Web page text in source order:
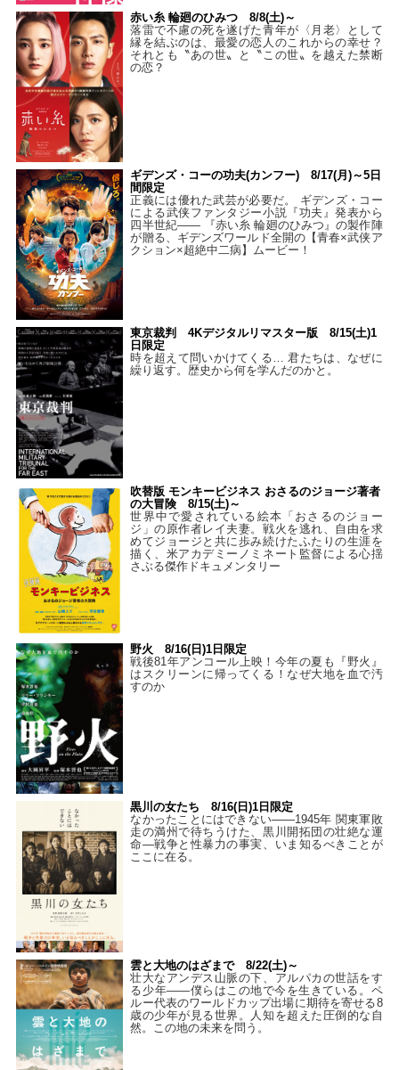
赤い糸 輪廻のひみつ 8/8(土)～
落雷で不慮の死を遂げた青年が〈月老〉として
縁を結ぶのは、最愛の恋人のこれからの幸せ？
それとも〝あの世〟と〝この世〟を越えた禁断
の恋？
ギデンズ・コーの功夫(カンフー) 8/17(月)～5日
間限定
正義には優れた武芸が必要だ。 ギデンズ・コー
による武侠ファンタジー小説『功夫』発表から
四半世紀―― 『赤い糸 輪廻のひみつ』の製作陣
が贈る、ギデンズワールド全開の【青春×武侠ア
クション×超絶中二病】ムービー！
東京裁判 4Kデジタルリマスター版 8/15(土)1
日限定
時を超えて問いかけてくる… 君たちは、なぜに
繰り返す。歴史から何を学んだのかと。
吹替版 モンキービジネス おさるのジョージ著者
の大冒険 8/15(土)～
世界中で愛されている絵本「おさるのジョー
ジ」の原作者レイ夫妻。戦火を逃れ、自由を求
めてジョージと共に歩み続けたふたりの生涯を
描く、米アカデミーノミネート監督による心揺
さぶる傑作ドキュメンタリー
野火 8/16(日)1日限定
戦後81年アンコール上映！今年の夏も『野火』
はスクリーンに帰ってくる！なぜ大地を血で汚
すのか
黒川の女たち 8/16(日)1日限定
なかったことにはできない——1945年 関東軍敗
走の満州で待ちうけた、黒川開拓団の壮絶な運
命―戦争と性暴力の事実、いま知るべきことが
ここに在る。
雲と大地のはざまで 8/22(土)～
壮大なアンデス山脈の下、アルパカの世話をす
る少年――僕らはこの地で今を生きている。ペ
ルー代表のワールドカップ出場に期待を寄せる8
歳の少年が見る世界。人知を超えた圧倒的な自
然。この地の未来を問う。